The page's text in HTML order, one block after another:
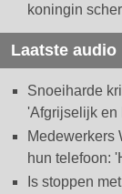
koningin
Laatste audio
Snoeiharde
'Afgrijselijk en
Medewerkers
hun telefoon:
Is stoppen